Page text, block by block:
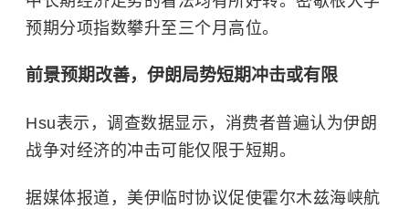
预期分项指数攀升至三个月高位。
前景预期改善，伊朗局势短期冲击或有限
Hsu表示，调查数据显示，消费者普遍认为伊朗
战争对经济的冲击可能仅限于短期。
据媒体报道，美伊临时协议促使霍尔木兹海峡航